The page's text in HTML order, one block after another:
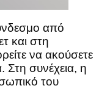
από
και στη
να ακούσετε
Στη συνέχεια, η
του